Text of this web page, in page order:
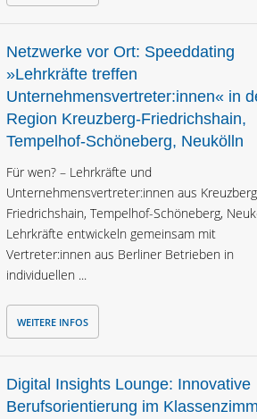
Netzwerke vor Ort: Speeddating
»Lehrkräfte treffen
Unternehmensvertreter:innen« in
Region Kreuzberg-Friedrichshain,
Tempelhof-Schöneberg, Neukölln
Für wen? – Lehrkräfte und
Unternehmensvertreter:innen aus
Friedrichshain, Tempelhof-Schöneberg,
Lehrkräfte entwickeln gemeinsam mit
Vertreter:innen aus Berliner Betrieben in
individuellen ...
WEITERE INFOS
Digital Insights Lounge: Innovative
Berufsorientierung im